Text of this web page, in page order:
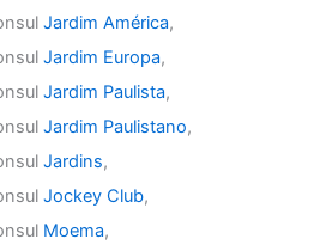
Jardim América,
Jardim Europa,
Jardim Paulista,
Jardim Paulistano,
Jardins,
Jockey Club,
Moema,